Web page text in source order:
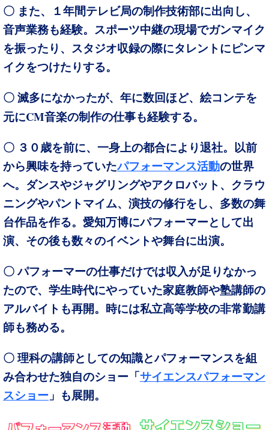
〇 また、 １年間テレビ局の制作技術部に出向し、
音声業務も経験。スポーツ中継の現場でガンマイク
を振ったり、スタジオ収録の際にタレントにピンマ
イクをつけたりする。
〇 滅多になかったが、年に数回ほど、絵コンテを
元にCM音楽の制作の仕事も経験する。
〇 ３０歳を前に、一身上の都合により退社。以前
から興味を持っていたパフォーマンス活動の世界
へ。ダンスやジャグリングやアクロバット、クラウ
ニングやパントマイム、演技の修行をし、多数の舞
台作品を作る。愛知万博にパフォーマーとして出
演、その後も数々のイベントや舞台に出演。
〇 パフォーマーの仕事だけでは収入が足りなかっ
たので、学生時代にやっていた家庭教師や塾講師の
アルバイトも再開。時には私立高等学校の非常勤講
師も務める。
〇 理科の講師としての知識とパフォーマンスを組
み合わせた独自のショー「 サイエンスパフォーマン
スショー 」も展開。